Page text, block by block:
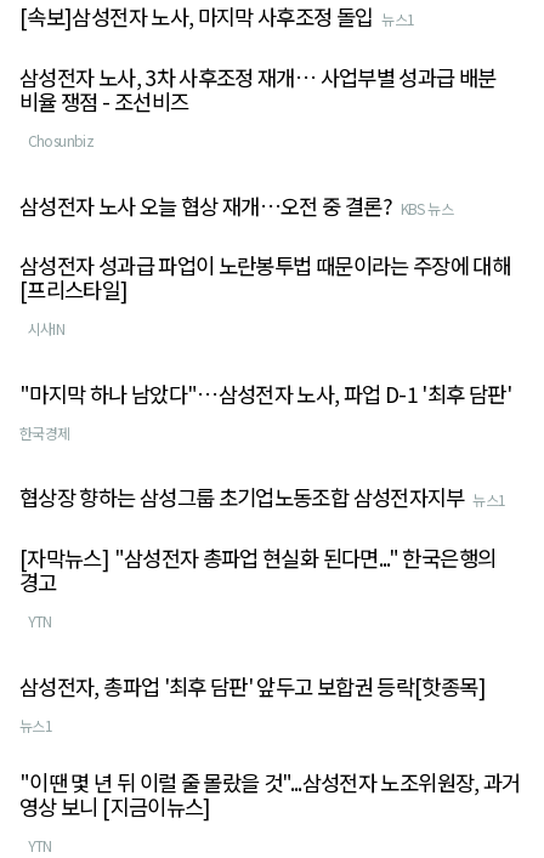
[속보]삼성전자 노사, 마지막 사후조정 돌입 뉴스1
삼성전자 노사, 3차 사후조정 재개… 사업부별 성과급 배분
비율 쟁점 - 조선비즈
Chosunbiz
삼성전자 노사 오늘 협상 재개…오전 중 결론? KBS 뉴스
삼성전자 성과급 파업이 노란봉투법 때문이라는 주장에 대해
[프리스타일]
시사IN
"마지막 하나 남았다"…삼성전자 노사, 파업 D-1 '최후 담판'
한국경제
협상장 향하는 삼성그룹 초기업노동조합 삼성전자지부 뉴스1
[자막뉴스] "삼성전자 총파업 현실화 된다면..." 한국은행의
경고
YTN
삼성전자, 총파업 '최후 담판' 앞두고 보합권 등락[핫종목]
뉴스1
"이땐 몇 년 뒤 이럴 줄 몰랐을 것"...삼성전자 노조위원장, 과거
영상 보니 [지금이뉴스]
YTN